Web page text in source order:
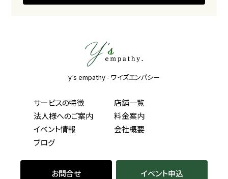
y’s empathy - ワイズエンパシー
サービスの特徴
店舗一覧
法人様へのご案内
料金案内
イベント情報
会社概要
ブログ
お問合せ イベント申込